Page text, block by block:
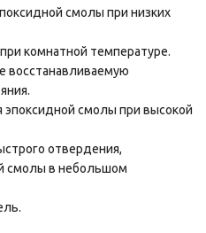
смолы при низких
комнатной температуре.
восстанавливаемую
смолы при высокой
отвердения,
смолы в небольшом